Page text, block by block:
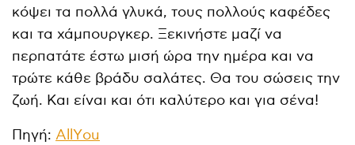
κόψει τα πολλά γλυκά, τους πολλούς καφέδες
και τα χάμπουργκερ. Ξεκινήστε μαζί να
περπατάτε έστω μισή ώρα την ημέρα και να
τρώτε κάθε βράδυ σαλάτες. Θα του σώσεις την
ζωή. Και είναι και ότι καλύτερο και για σένα!
Πηγή:ΑllΥou